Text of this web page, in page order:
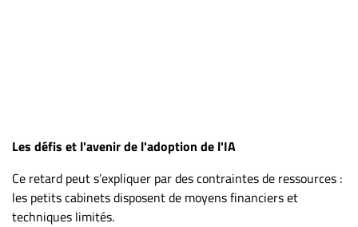
Les défis et l'avenir de l'adoption de l'IA
Ce retard peut s’expliquer par des contraintes de ressources :
les petits cabinets disposent de moyens financiers et
techniques limités.